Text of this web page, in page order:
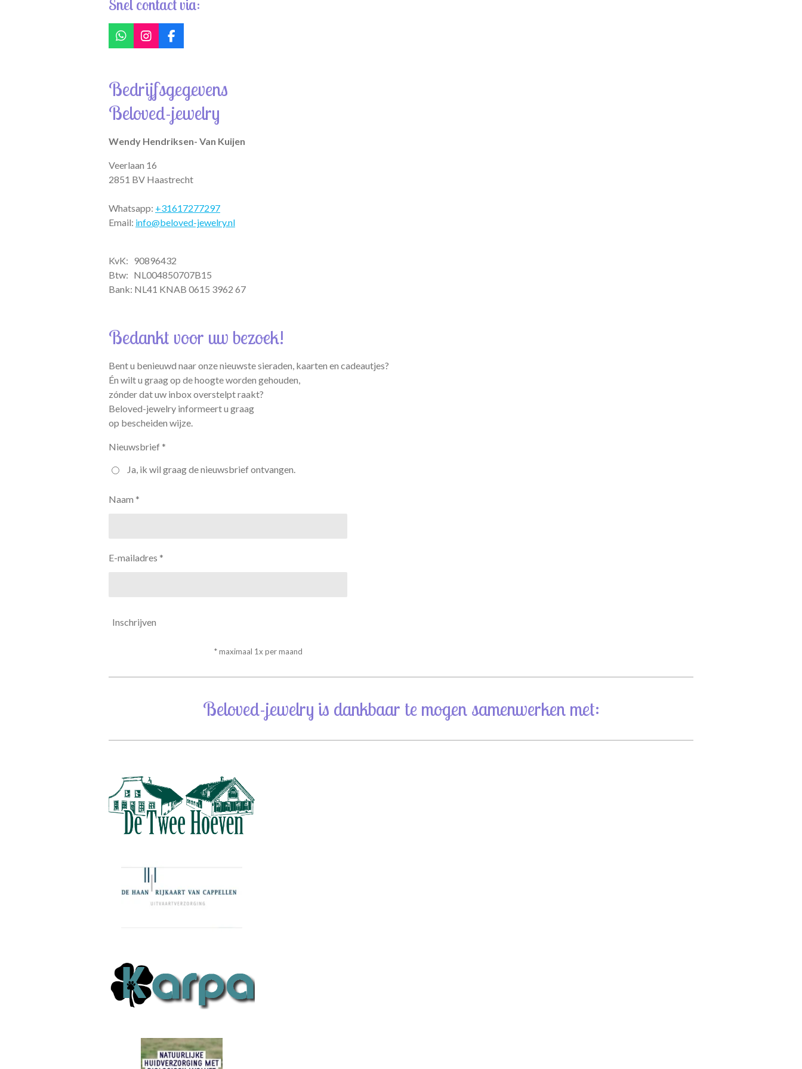
Snel contact via:
W
h
s
A
p
p
I
n
a
g
r
a
F
a
b
o
o
k
Bedrijfsgegevens
Beloved-jewelry
Wendy Hendriksen- Van Kuijen
Veerlaan 16
2851 BV Haastrecht
Whatsapp: +31617277297
Email: info@beloved-jewelry.nl
KvK: 90896432
Btw: NL004850707B15
Bank: NL41 KNAB 0615 3962 67
Bedankt voor uw bezoek!
Bent u benieuwd naar onze nieuwste sieraden, kaarten en cadeautjes?
Én wilt u graag op de hoogte worden gehouden,
zónder dat uw inbox overstelpt raakt?
Beloved-jewelry informeert u graag
op bescheiden wijze.
Nieuwsbrief *
Ja, ik wil graag de nieuwsbrief ontvangen.
Naam *
E-mailadres *
Inschrijven
* maximaal 1x per maand
Beloved-jewelry is dankbaar te mogen samenwerken met: